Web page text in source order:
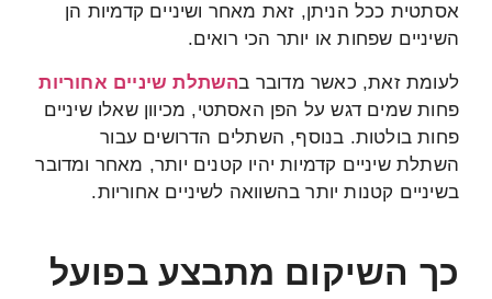
אסתטית ככל הניתן, זאת מאחר ושיניים קדמיות הן
השיניים שפחות או יותר הכי רואים.
לעומת זאת, כאשר מדובר בהשתלת שיניים אחוריות
פחות שמים דגש על הפן האסתטי, מכיוון שאלו שיניים
פחות בולטות. בנוסף, השתלים הדרושים עבור
השתלת שיניים קדמיות יהיו קטנים יותר, מאחר ומדובר
בשיניים קטנות יותר בהשוואה לשיניים אחוריות.
כך השיקום מתבצע בפועל